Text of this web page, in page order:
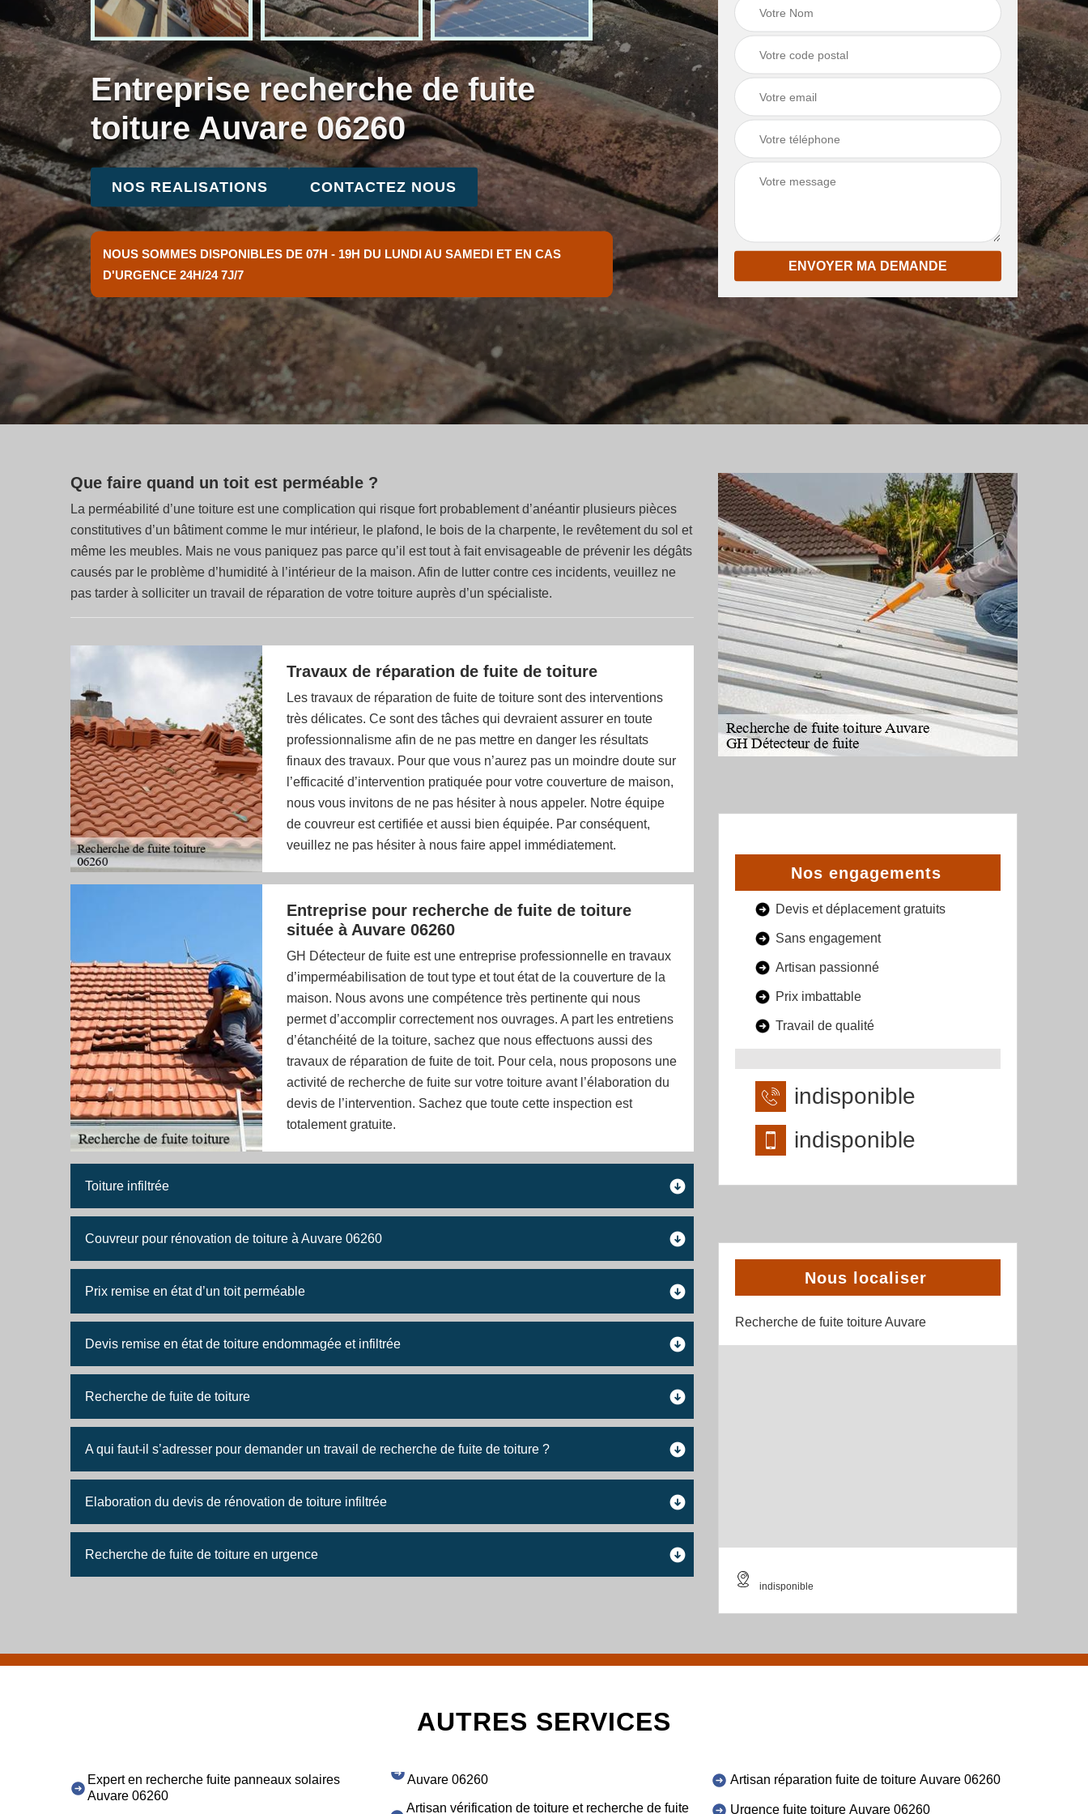
Entreprise recherche de fuite
toiture Auvare 06260
NOS REALISATIONS CONTACTEZ NOUS
NOUS SOMMES DISPONIBLES DE 07H - 19H DU LUNDI AU SAMEDI ET EN CAS
D'URGENCE 24H/24 7J/7
Que faire quand un toit est perméable ?
La perméabilité d’une toiture est une complication qui risque fort probablement d’anéantir plusieurs pièces
constitutives d’un bâtiment comme le mur intérieur, le plafond, le bois de la charpente, le revêtement du sol et
même les meubles. Mais ne vous paniquez pas parce qu’il est tout à fait envisageable de prévenir les dégâts
causés par le problème d’humidité à l’intérieur de la maison. Afin de lutter contre ces incidents, veuillez ne
pas tarder à solliciter un travail de réparation de votre toiture auprès d’un spécialiste.
Travaux de réparation de fuite de toiture
Les travaux de réparation de fuite de toiture sont des interventions
très délicates. Ce sont des tâches qui devraient assurer en toute
professionnalisme afin de ne pas mettre en danger les résultats
finaux des travaux. Pour que vous n’aurez pas un moindre doute sur
l’efficacité d’intervention pratiquée pour votre couverture de maison,
nous vous invitons de ne pas hésiter à nous appeler. Notre équipe
de couvreur est certifiée et aussi bien équipée. Par conséquent,
veuillez ne pas hésiter à nous faire appel immédiatement.
Entreprise pour recherche de fuite de toiture
située à Auvare 06260
GH Détecteur de fuite est une entreprise professionnelle en travaux
d’imperméabilisation de tout type et tout état de la couverture de la
maison. Nous avons une compétence très pertinente qui nous
permet d’accomplir correctement nos ouvrages. A part les entretiens
d’étanchéité de la toiture, sachez que nous effectuons aussi des
travaux de réparation de fuite de toit. Pour cela, nous proposons une
activité de recherche de fuite sur votre toiture avant l’élaboration du
devis de l’intervention. Sachez que toute cette inspection est
totalement gratuite.
Toiture infiltrée
Couvreur pour rénovation de toiture à Auvare 06260
Prix remise en état d’un toit perméable
Devis remise en état de toiture endommagée et infiltrée
Recherche de fuite de toiture
A qui faut-il s’adresser pour demander un travail de recherche de fuite de toiture ?
Elaboration du devis de rénovation de toiture infiltrée
Recherche de fuite de toiture en urgence
Nos engagements
Devis et déplacement gratuits
Sans engagement
Artisan passionné
Prix imbattable
Travail de qualité
indisponible
indisponible
Nous localiser
Recherche de fuite toiture Auvare
indisponible
AUTRES SERVICES
Expert en recherche fuite panneaux solaires
Auvare 06260
Auvare 06260
Artisan vérification de toiture et recherche de fuite
Artisan réparation fuite de toiture Auvare 06260
Urgence fuite toiture Auvare 06260